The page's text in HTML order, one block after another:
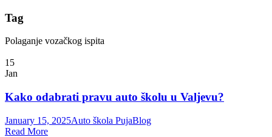
Tag
Polaganje vozačkog ispita
15
Jan
Kako odabrati pravu auto školu u Valjevu?
January 15, 2025Auto škola PujaBlog
Read More